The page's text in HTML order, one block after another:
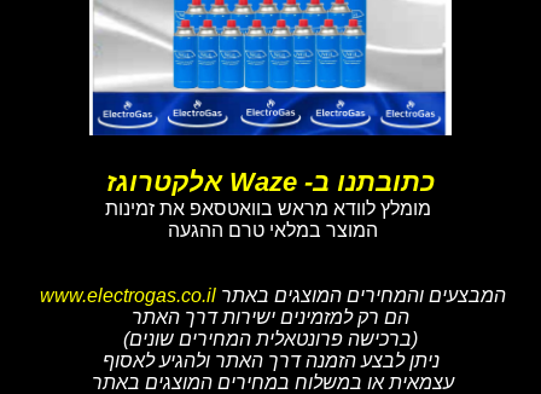
כתובתנו ב- Waze אלקטרוגז
מומלץ לוודא מראש בוואטסאפ את זמינות
המוצר במלאי טרם ההגעה
המבצעים והמחירים המוצגים באתר www.electrogas.co.il
הם רק למזמינים ישירות דרך האתר
(ברכישה פרונטאלית המחירים שונים)
ניתן לבצע הזמנה דרך האתר ולהגיע לאסוף
עצמאית או במשלוח במחירים המוצגים באתר